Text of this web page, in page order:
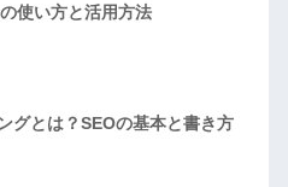
使い方と活用方法
グとは？SEOの基本と書き方